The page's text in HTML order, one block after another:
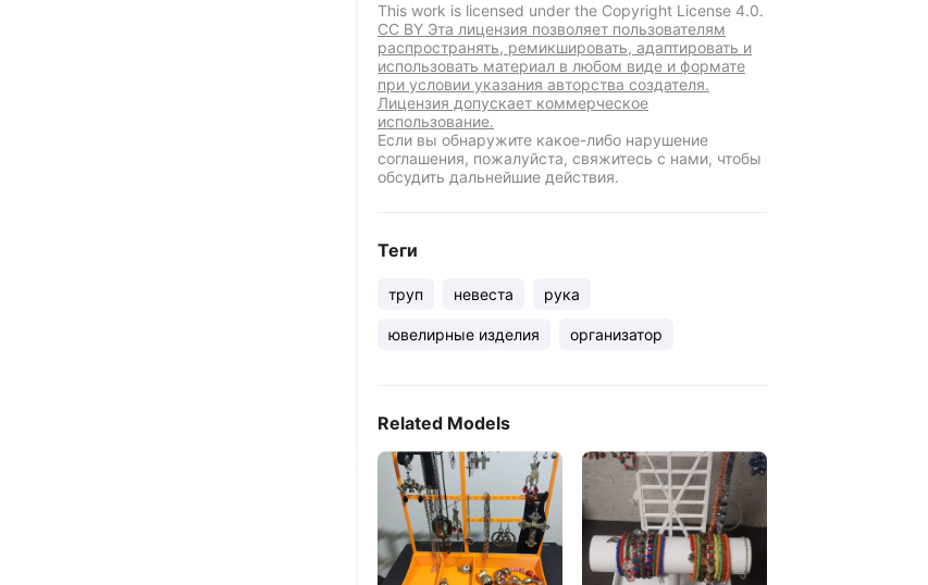
This work is licensed under the Copyright License 4.0.
CC BY Эта лицензия позволяет пользователям
распространять, ремикшировать, адаптировать и
использовать материал в любом виде и формате
при условии указания авторства создателя.
Лицензия допускает коммерческое
использование.
Если вы обнаружите какое-либо нарушение
соглашения, пожалуйста, свяжитесь с нами, чтобы
обсудить дальнейшие действия.
Теги
труп невеста рука
ювелирные изделия организатор
Related Models